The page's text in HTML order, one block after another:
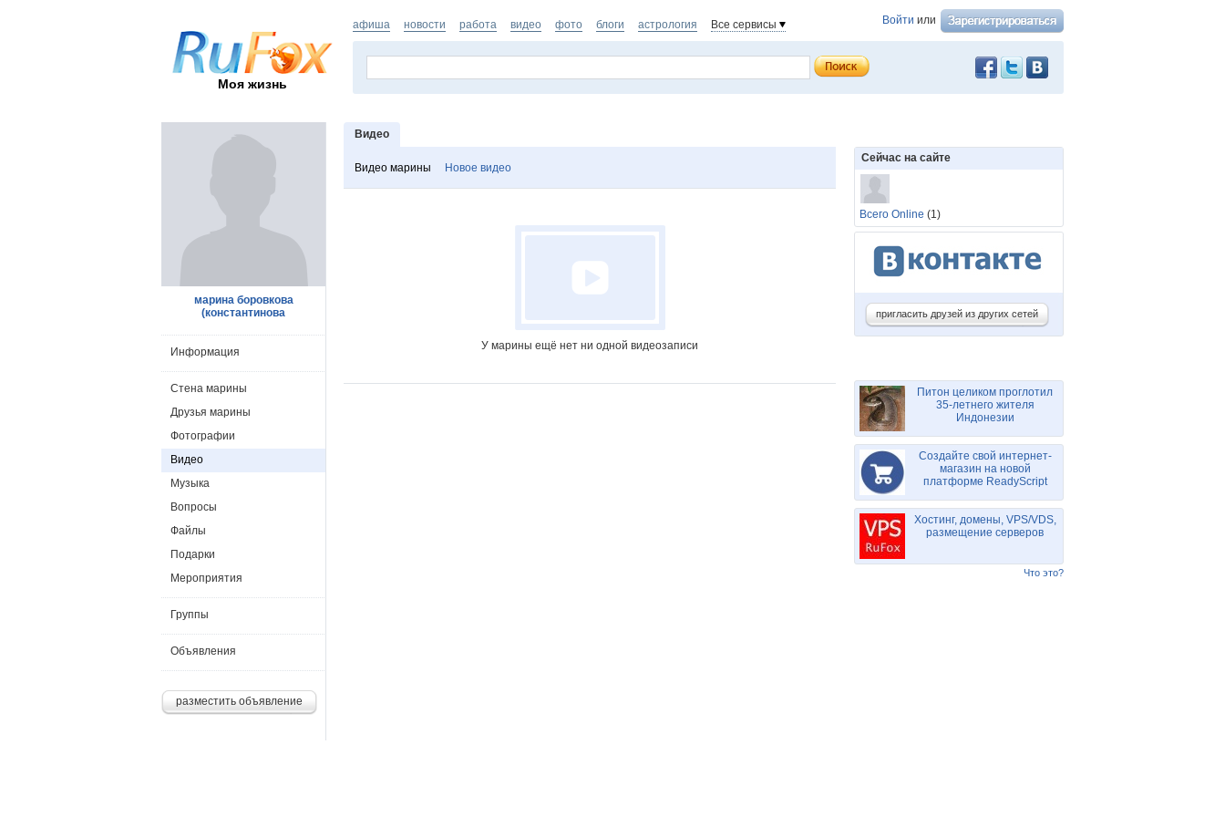
Моя жизнь
Войти или
афиша новости работа видео фото блоги астрология Все сервисы
Видео
Видео марины Новое видео
У марины ещё нет ни одной видеозаписи
марина боровкова
(константинова
Информация
Стена марины
Друзья марины
Фотографии
Видео
Музыка
Вопросы
Файлы
Подарки
Мероприятия
Группы
Объявления
разместить объявление
Сейчас на сайте
Всего Online (1)
пригласить друзей из других сетей
Питон целиком проглотил
35-летнего жителя
Индонезии
Создайте свой интернет-
магазин на новой
платформе ReadyScript
Хостинг, домены, VPS/VDS,
размещение серверов
Что это?